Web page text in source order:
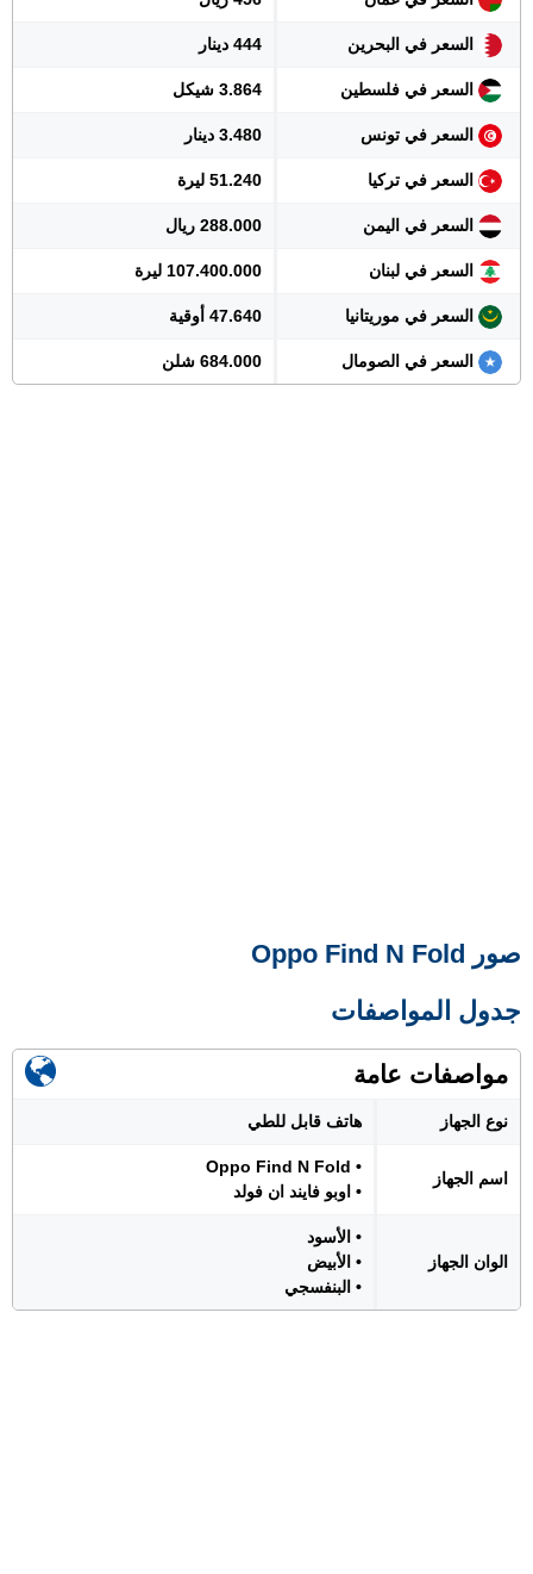
السعر في البحرين 444 دينار
السعر في فلسطين 3.864 شيكل
السعر في تونس 3.480 دينار
السعر في تركيا 51.240 ليرة
السعر في اليمن 288.000 ريال
السعر في لبنان 107.400.000 ليرة
السعر في موريتانيا 47.640 أوقية
السعر في الصومال 684.000 شلن
صور Oppo Find N Fold
جدول المواصفات
مواصفات عامة
نوع الجهاز هاتف قابل للطي
اسم الجهاز
• Oppo Find N Fold
• اوبو فايند ان فولد
الوان الجهاز
• الأسود
• الأبيض
• البنفسجي